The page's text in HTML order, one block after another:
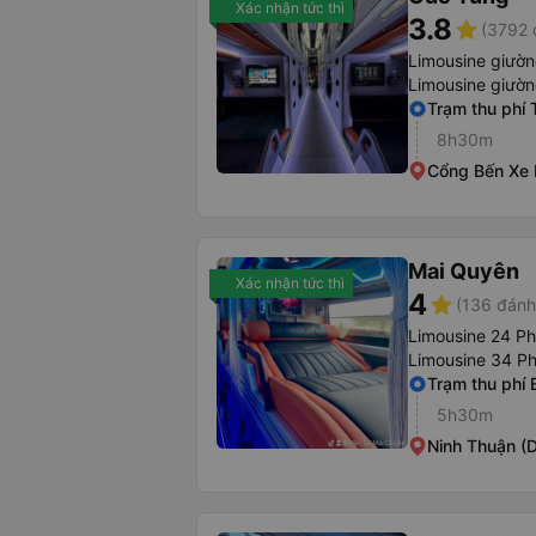
Xác nhận tức thì
3.8star (3792
Limousine
Limousine
Trạm thu phí
8h30m
Cổng Bến Xe
Xác nhận tức thì Mai Quyên
4star (136
Limousine 24
Limousine 34
Trạm thu phí
5h30m
Ninh Thuận